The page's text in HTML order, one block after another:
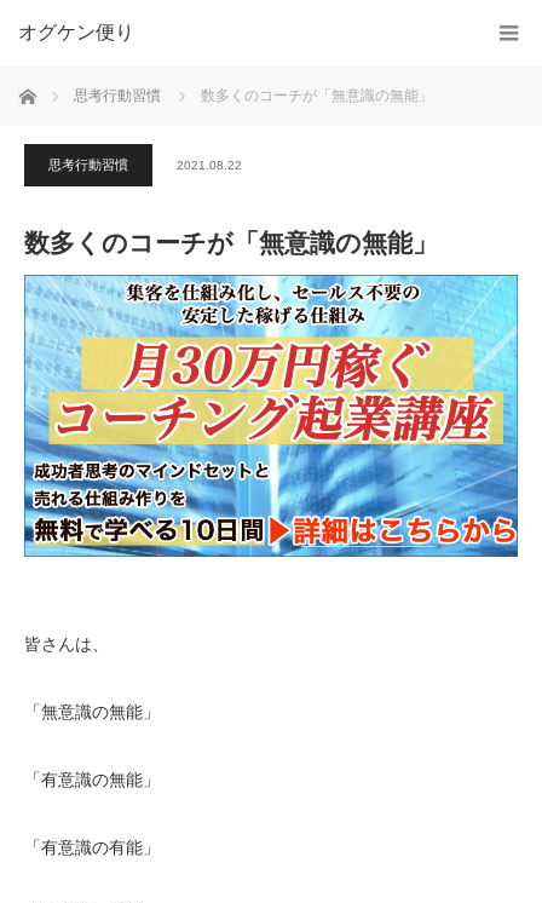
オグケン便り
ホーム 思考行動習慣 数多くのコーチが「無意識の無能」
思考行動習慣 2021.08.22
数多くのコーチが「無意識の無能」
皆さんは、
「無意識の無能」
「有意識の無能」
「有意識の有能」